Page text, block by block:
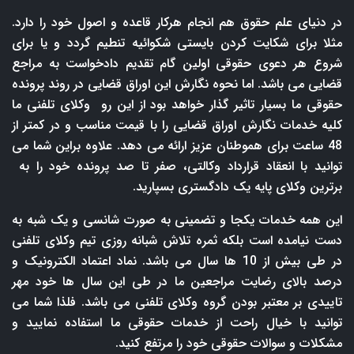
در دنیای علم حقوق هم انجام هرکار قاعده و اصول خود را دارد.
مثلا برای شکایت کردن بایستی شکوائیه تنطیم گردد و یا برای
شروع هر دعوی حقوقی اولین گام تقدیم دادخواست به مراجع
قضایی می باشد. اما نحوه نگارش این اوراق قضایی در روند پرونده
حقوقی ما بسیار تاثیر گذار خواهد بود از این رو وکلای تلفنی ما
کلیه خدمات نگارش اوراق قضایی را با قیمت مناسب و در کمتر از
48 ساعت برای هموطنان عزیز ارائه می دهد. علاوه براین شما می
توانید با انعقاد قرارداد وکالتی، صفر تا صد پرونده خود را به
برترین وکلای پایه یک دادگستری بسپارید.
این همه خدمات یکجا و تضمینی به صورت شانسی و یک شبه به
دست نیامده است بلکه ثمره تلاش شبانه روزی تیم وکلای تلفنی
در طی بیش از 10 ها سال می باشد. نماد اعتماد الکترونیک و
درصد بالای رضایت مراجعین ما در طی این سال ها خود مهر
تاییدی بر معتبر بودن گروه وکلای تلفنی می باشد. فلذا شما می
توانید با خیال راحت از خدمات حقوقی ما استفاده نمایید و
مشکلات و سوالات حقوقی خود را مرتفع کنید.